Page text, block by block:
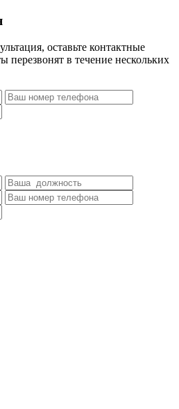
оставьте контактные
в течение нескольких